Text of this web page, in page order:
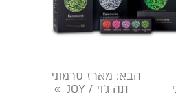
הבא: מארז סרמוני
תה ג'וי / JOY
»